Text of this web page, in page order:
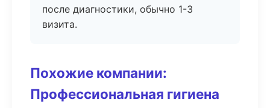
после диагностики, обычно 1-3
визита.
Похожие компании:
Профессиональная гигиена